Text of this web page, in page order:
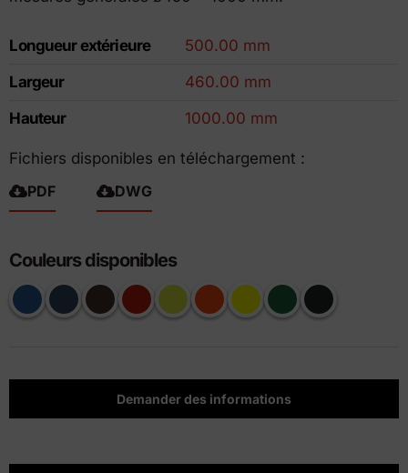
Longueur extérieure
500.00 mm
Largeur
460.00 mm
Hauteur
1000.00 mm
Fichiers disponibles en téléchargement :
PDF
DWG
Couleurs disponibles
Demander des informations